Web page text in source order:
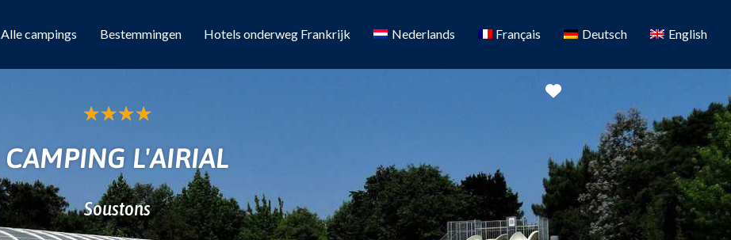
Alle campings Bestemmingen Hotels onderweg Frankrijk Nederlands Français Deutsch English
Favoriete
★★★★
CAMPING L'AIRIAL
Soustons